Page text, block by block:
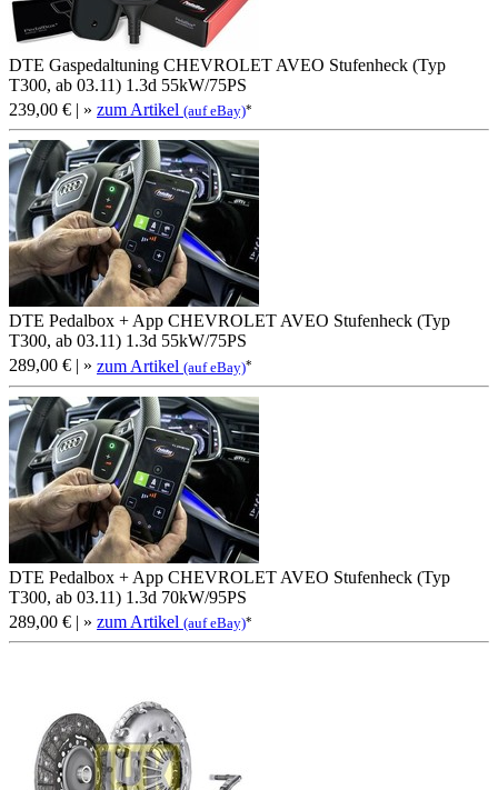
DTE Gaspedaltuning CHEVROLET AVEO Stufenheck (Typ
T300, ab 03.11) 1.3d 55kW/75PS
239,00 € | » zum Artikel (auf eBay)*
DTE Pedalbox + App CHEVROLET AVEO Stufenheck (Typ
T300, ab 03.11) 1.3d 55kW/75PS
289,00 € | » zum Artikel (auf eBay)*
DTE Pedalbox + App CHEVROLET AVEO Stufenheck (Typ
T300, ab 03.11) 1.3d 70kW/95PS
289,00 € | » zum Artikel (auf eBay)*